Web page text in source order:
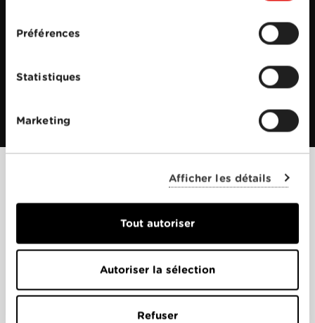
Préférences
Statistiques
Marketing
Afficher les détails
Tout autoriser
Autoriser la sélection
Refuser